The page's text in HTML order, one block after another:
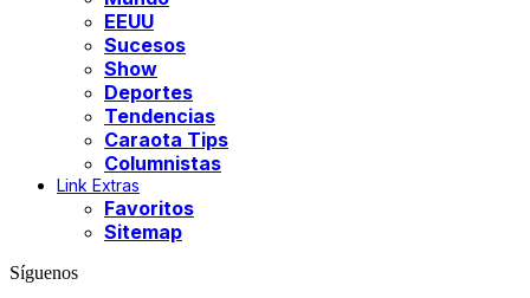
EEUU
Sucesos
Show
Deportes
Tendencias
Caraota Tips
Columnistas
Link Extras
Favoritos
Sitemap
Síguenos